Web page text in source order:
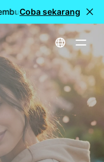
video GRATIS
Coba sekarang